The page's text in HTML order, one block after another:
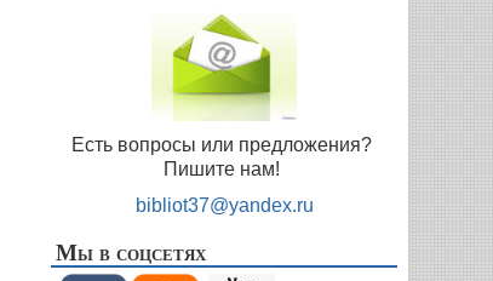
Есть вопросы или предложения?
Пишите нам!
bibliot37@yandex.ru
Мы в соцсетях